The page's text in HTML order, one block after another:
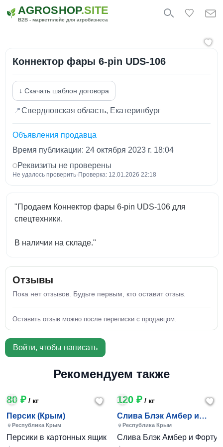
AGROSHOP.SITE
B2B - маркетплейс для агробизнеса
Коннектор фары 6-pin UDS-106
↓ Скачать шаблон договора
📍Свердловская область, Екатеринбург
Объявления продавца
Время публикации: 24 октября 2023 г. 18:04
Реквизиты не проверены
Не удалось проверить· Проверка: 12.01.2026 22:18
"Продаем Коннектор фары 6-pin UDS-106 для
спецтехники.
В наличии на складе."
Отзывы
Пока нет отзывов. Будьте первым, кто оставит отзыв.
Оставить отзыв можно после переписки с продавцом.
Войти, чтобы написать
Рекомендуем также
80 ₽ / кг
Персик (Крым)
Республика Крым
Персики в картонных ящиках по 7-10 кг. Цена 80-200 руб
120 ₽/ кг
Слива Блэк Амбер и
Фортуна (Крым)
Республика Крым
Слива Блэк Амбер и